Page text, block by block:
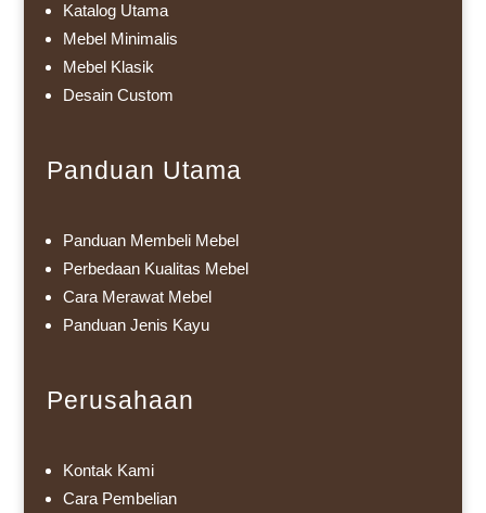
Katalog Utama
Mebel Minimalis
Mebel Klasik
Desain Custom
Panduan Utama
Panduan Membeli Mebel
Perbedaan Kualitas Mebel
Cara Merawat Mebel
Panduan Jenis Kayu
Perusahaan
Kontak Kami
Cara Pembelian